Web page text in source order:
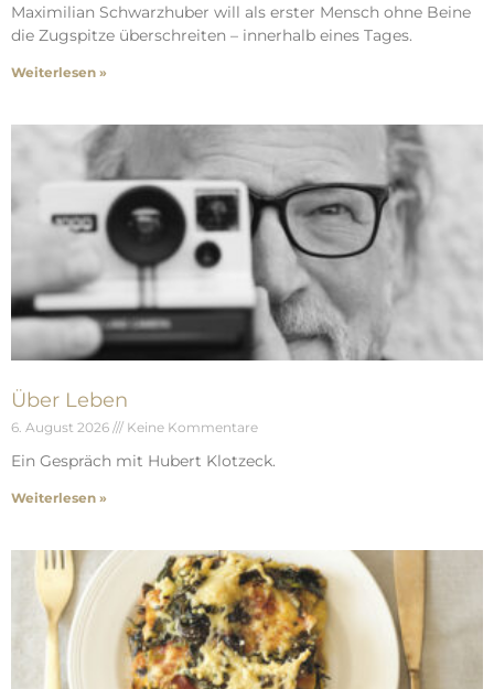
Maximilian Schwarzhuber will als erster Mensch ohne Beine
die Zugspitze überschreiten – innerhalb eines Tages.
Weiterlesen »
Über Leben
6. August 2026 Keine Kommentare
Ein Gespräch mit Hubert Klotzeck.
Weiterlesen »